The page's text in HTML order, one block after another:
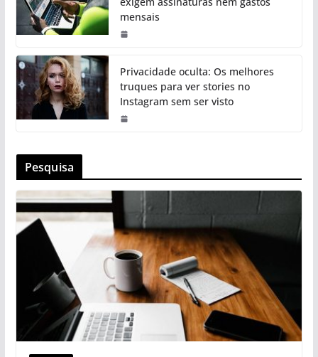
mensais
Privacidade oculta: Os melhores
truques para ver stories no
Instagram sem ser visto
Pesquisa